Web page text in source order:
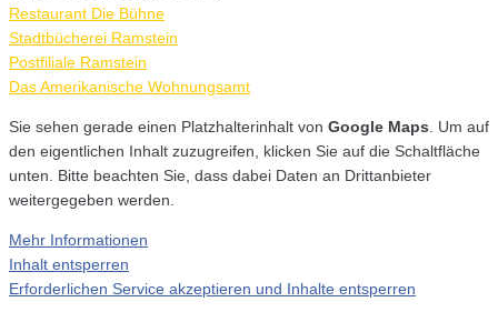
Restaurant Die Bühne
Stadtbücherei Ramstein
Postfiliale Ramstein
Das Amerikanische Wohnungsamt
Sie sehen gerade einen Platzhalterinhalt von Google Maps . Um auf
den eigentlichen Inhalt zuzugreifen, klicken Sie auf die Schaltfläche
unten. Bitte beachten Sie, dass dabei Daten an Drittanbieter
weitergegeben werden.
Mehr Informationen
Inhalt entsperren
Erforderlichen Service akzeptieren und Inhalte entsperren